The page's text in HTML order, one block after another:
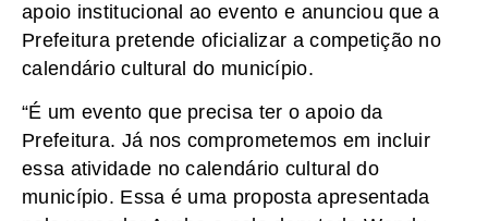
apoio institucional ao evento e anunciou que a
Prefeitura pretende oficializar a competição no
calendário cultural do município.
“É um evento que precisa ter o apoio da
Prefeitura. Já nos comprometemos em incluir
essa atividade no calendário cultural do
município. Essa é uma proposta apresentada